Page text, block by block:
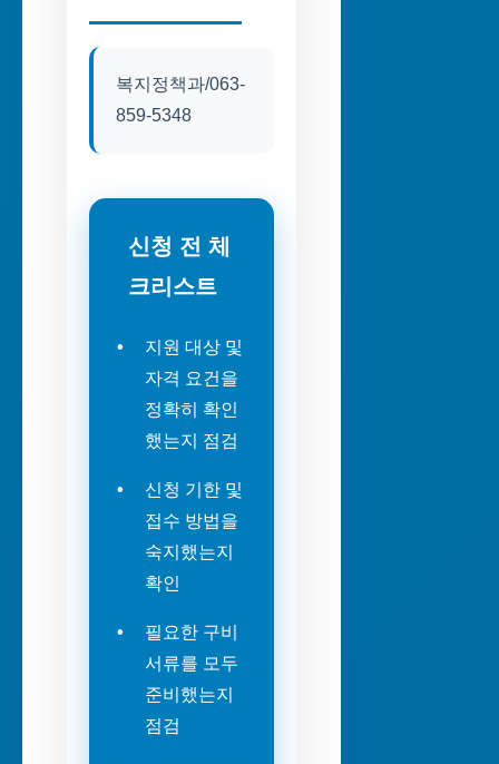
복지정책과/063-
859-5348
신청 전 체
크리스트
지원 대상 및
자격 요건을
정확히 확인
했는지 점검
신청 기한 및
접수 방법을
숙지했는지
확인
필요한 구비
서류를 모두
준비했는지
점검